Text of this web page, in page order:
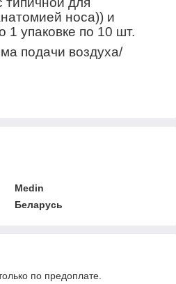
носа)) и
1 упаковке по 10 шт.
подачи воздуха/
Medin
Беларусь
по предоплате.